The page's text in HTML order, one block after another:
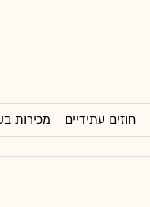
חוזים עתידיים מכירות